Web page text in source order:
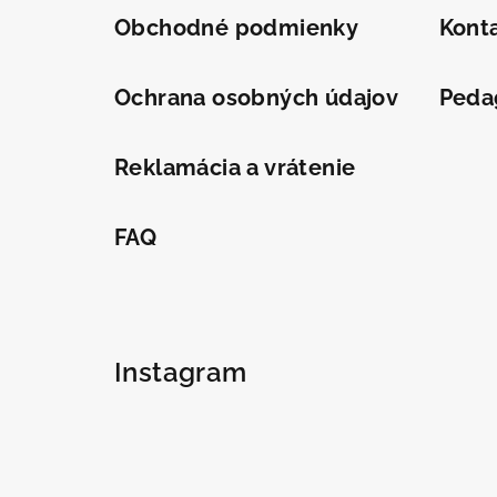
Obchodné podmienky
Ochrana osobných údajov
Reklamácia a vrátenie
FAQ
Instagram